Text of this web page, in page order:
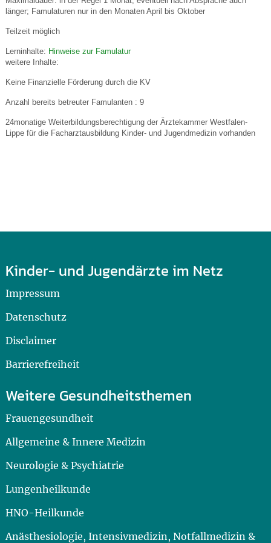
länger; Famulaturen nur in den Monaten April bis Oktober
Teilzeit möglich
Lerninhalte: Hinweise zur Famulatur
weitere Inhalte:
Keine Finanzielle Förderung durch die KV
Anzahl bereits betreuter Famulanten : 9
24monatige Weiterbildungsberechtigung der Ärztekammer Westfalen-
Lippe für die Facharztausbildung Kinder- und Jugendmedizin vorhanden
Kinder- und Jugendärzte im Netz
Impressum
Datenschutz
Disclaimer
Barrierefreiheit
Weitere Gesundheitsthemen
Frauengesundheit
Allgemeine & Innere Medizin
Neurologie & Psychiatrie
Lungenheilkunde
HNO-Heilkunde
Anästhesiologie, Intensivmedizin, Notfallmedizin &